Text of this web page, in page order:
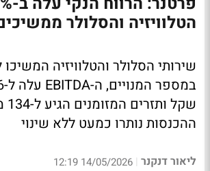
הטלוויזיה והסלולר
שירותי הסלולר והטלוויזיה
ההכנסות נותרו כמעט ללא שינוי
ליאור דנקנר |
14/05/2026 12:19